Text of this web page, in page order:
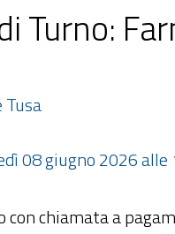
Turno:
Tusa
08 giugno 2026
chiamata a